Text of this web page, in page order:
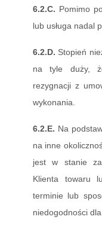
6.2.C. Pomimo
lub usługa nadal
6.2.D. Stopień
na tyle duży,
rezygnacji z
wykonania.
6.2.E. Na
na inne
jest w stanie
Klienta towaru
terminie lub
niedogodności